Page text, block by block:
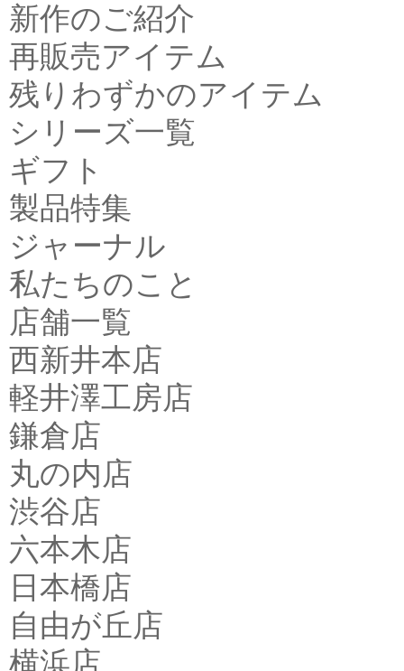
新作のご紹介
再販売アイテム
残りわずかのアイテム
シリーズ一覧
ギフト
製品特集
ジャーナル
私たちのこと
店舗一覧
西新井本店
軽井澤工房店
鎌倉店
丸の内店
渋谷店
六本木店
日本橋店
自由が丘店
横浜店